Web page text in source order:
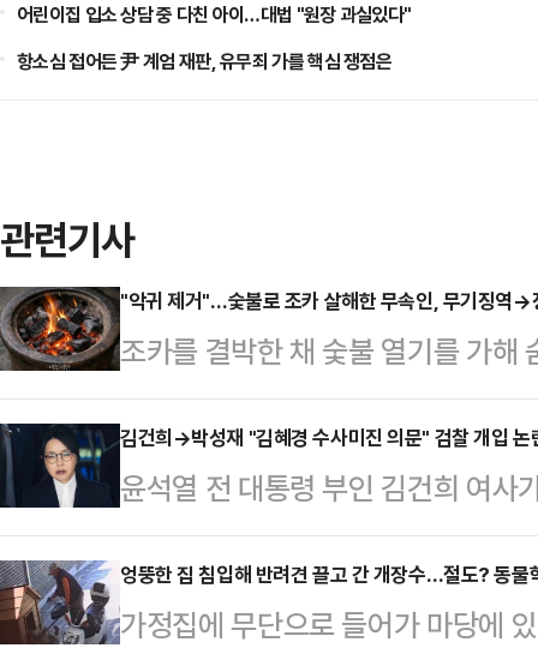
어린이집 입소 상담 중 다친 아이…대법 "원장 과실있다"
항소심 접어든 尹 계엄 재판, 유무죄 가를 핵심 쟁점은
관련기사
"악귀 제거"…숯불로 조카 살해한 무속인, 무기징역→
조카를 결박한 채 숯불 열기를 가해
고받은 80대 무속인이 항소심에서
부 형사1부(정승규 부장판사)는 21
에게 무기징역을 선고한 원심을 깨
고했다.살인과 살인 방조 혐의로 각
에게도 징역 10∼25년을 선고한 원
적용해 징역형 집행유예를 각각 선
김건희→박성재 "김혜경 수사미진 의문" 검찰 개입
윤석열 전 대통령 부인 김건희 여사
그램 메시지가 법정에 공개되면서
위로 떠오르고 있다. 논란이 사실로
직권남용죄가 직접 적용되는지 여
엉뚱한 집 침입해 반려견 끌고 간 개장수…절도? 동
가정집에 무단으로 들어가 마당에